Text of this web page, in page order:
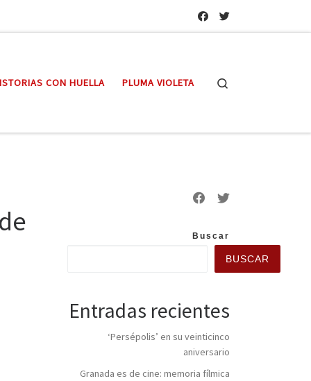
CON HUELLA PLUMA VIOLETA
Buscar
BUSCAR
Entradas recientes
‘Persépolis’ en su veinticinco
aniversario
Granada es de cine: memoria fílmica